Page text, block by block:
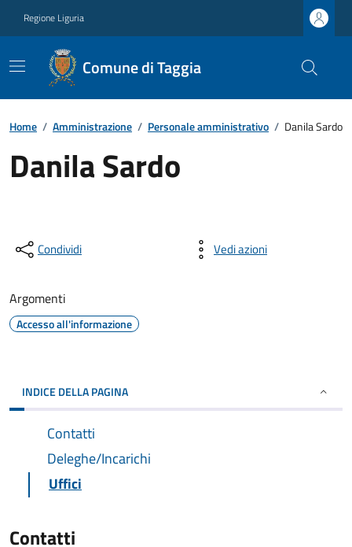
Regione Liguria
Comune di Taggia
Home / Amministrazione / Personale amministrativo / Danila Sardo
Danila Sardo
Condividi Vedi azioni
Argomenti
Accesso all'informazione
INDICE DELLA PAGINA
Contatti
Deleghe/Incarichi
Uffici
Contatti